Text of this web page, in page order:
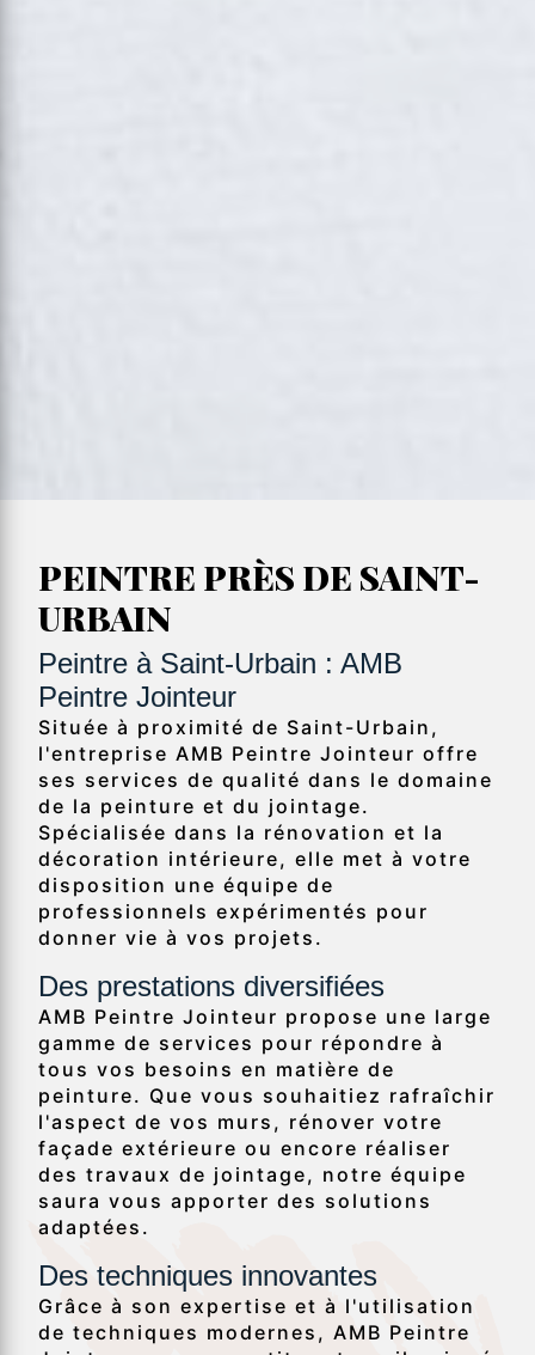
PEINTRE PRÈS DE SAINT-
URBAIN
Peintre à Saint-Urbain : AMB
Peintre Jointeur
Située à proximité de Saint-Urbain,
l'entreprise AMB Peintre Jointeur offre
ses services de qualité dans le domaine
de la peinture et du jointage.
Spécialisée dans la rénovation et la
décoration intérieure, elle met à votre
disposition une équipe de
professionnels expérimentés pour
donner vie à vos projets.
Des prestations diversifiées
AMB Peintre Jointeur propose une large
gamme de services pour répondre à
tous vos besoins en matière de
peinture. Que vous souhaitiez rafraîchir
l'aspect de vos murs, rénover votre
façade extérieure ou encore réaliser
des travaux de jointage, notre équipe
saura vous apporter des solutions
adaptées.
Des techniques innovantes
Grâce à son expertise et à l'utilisation
de techniques modernes, AMB Peintre